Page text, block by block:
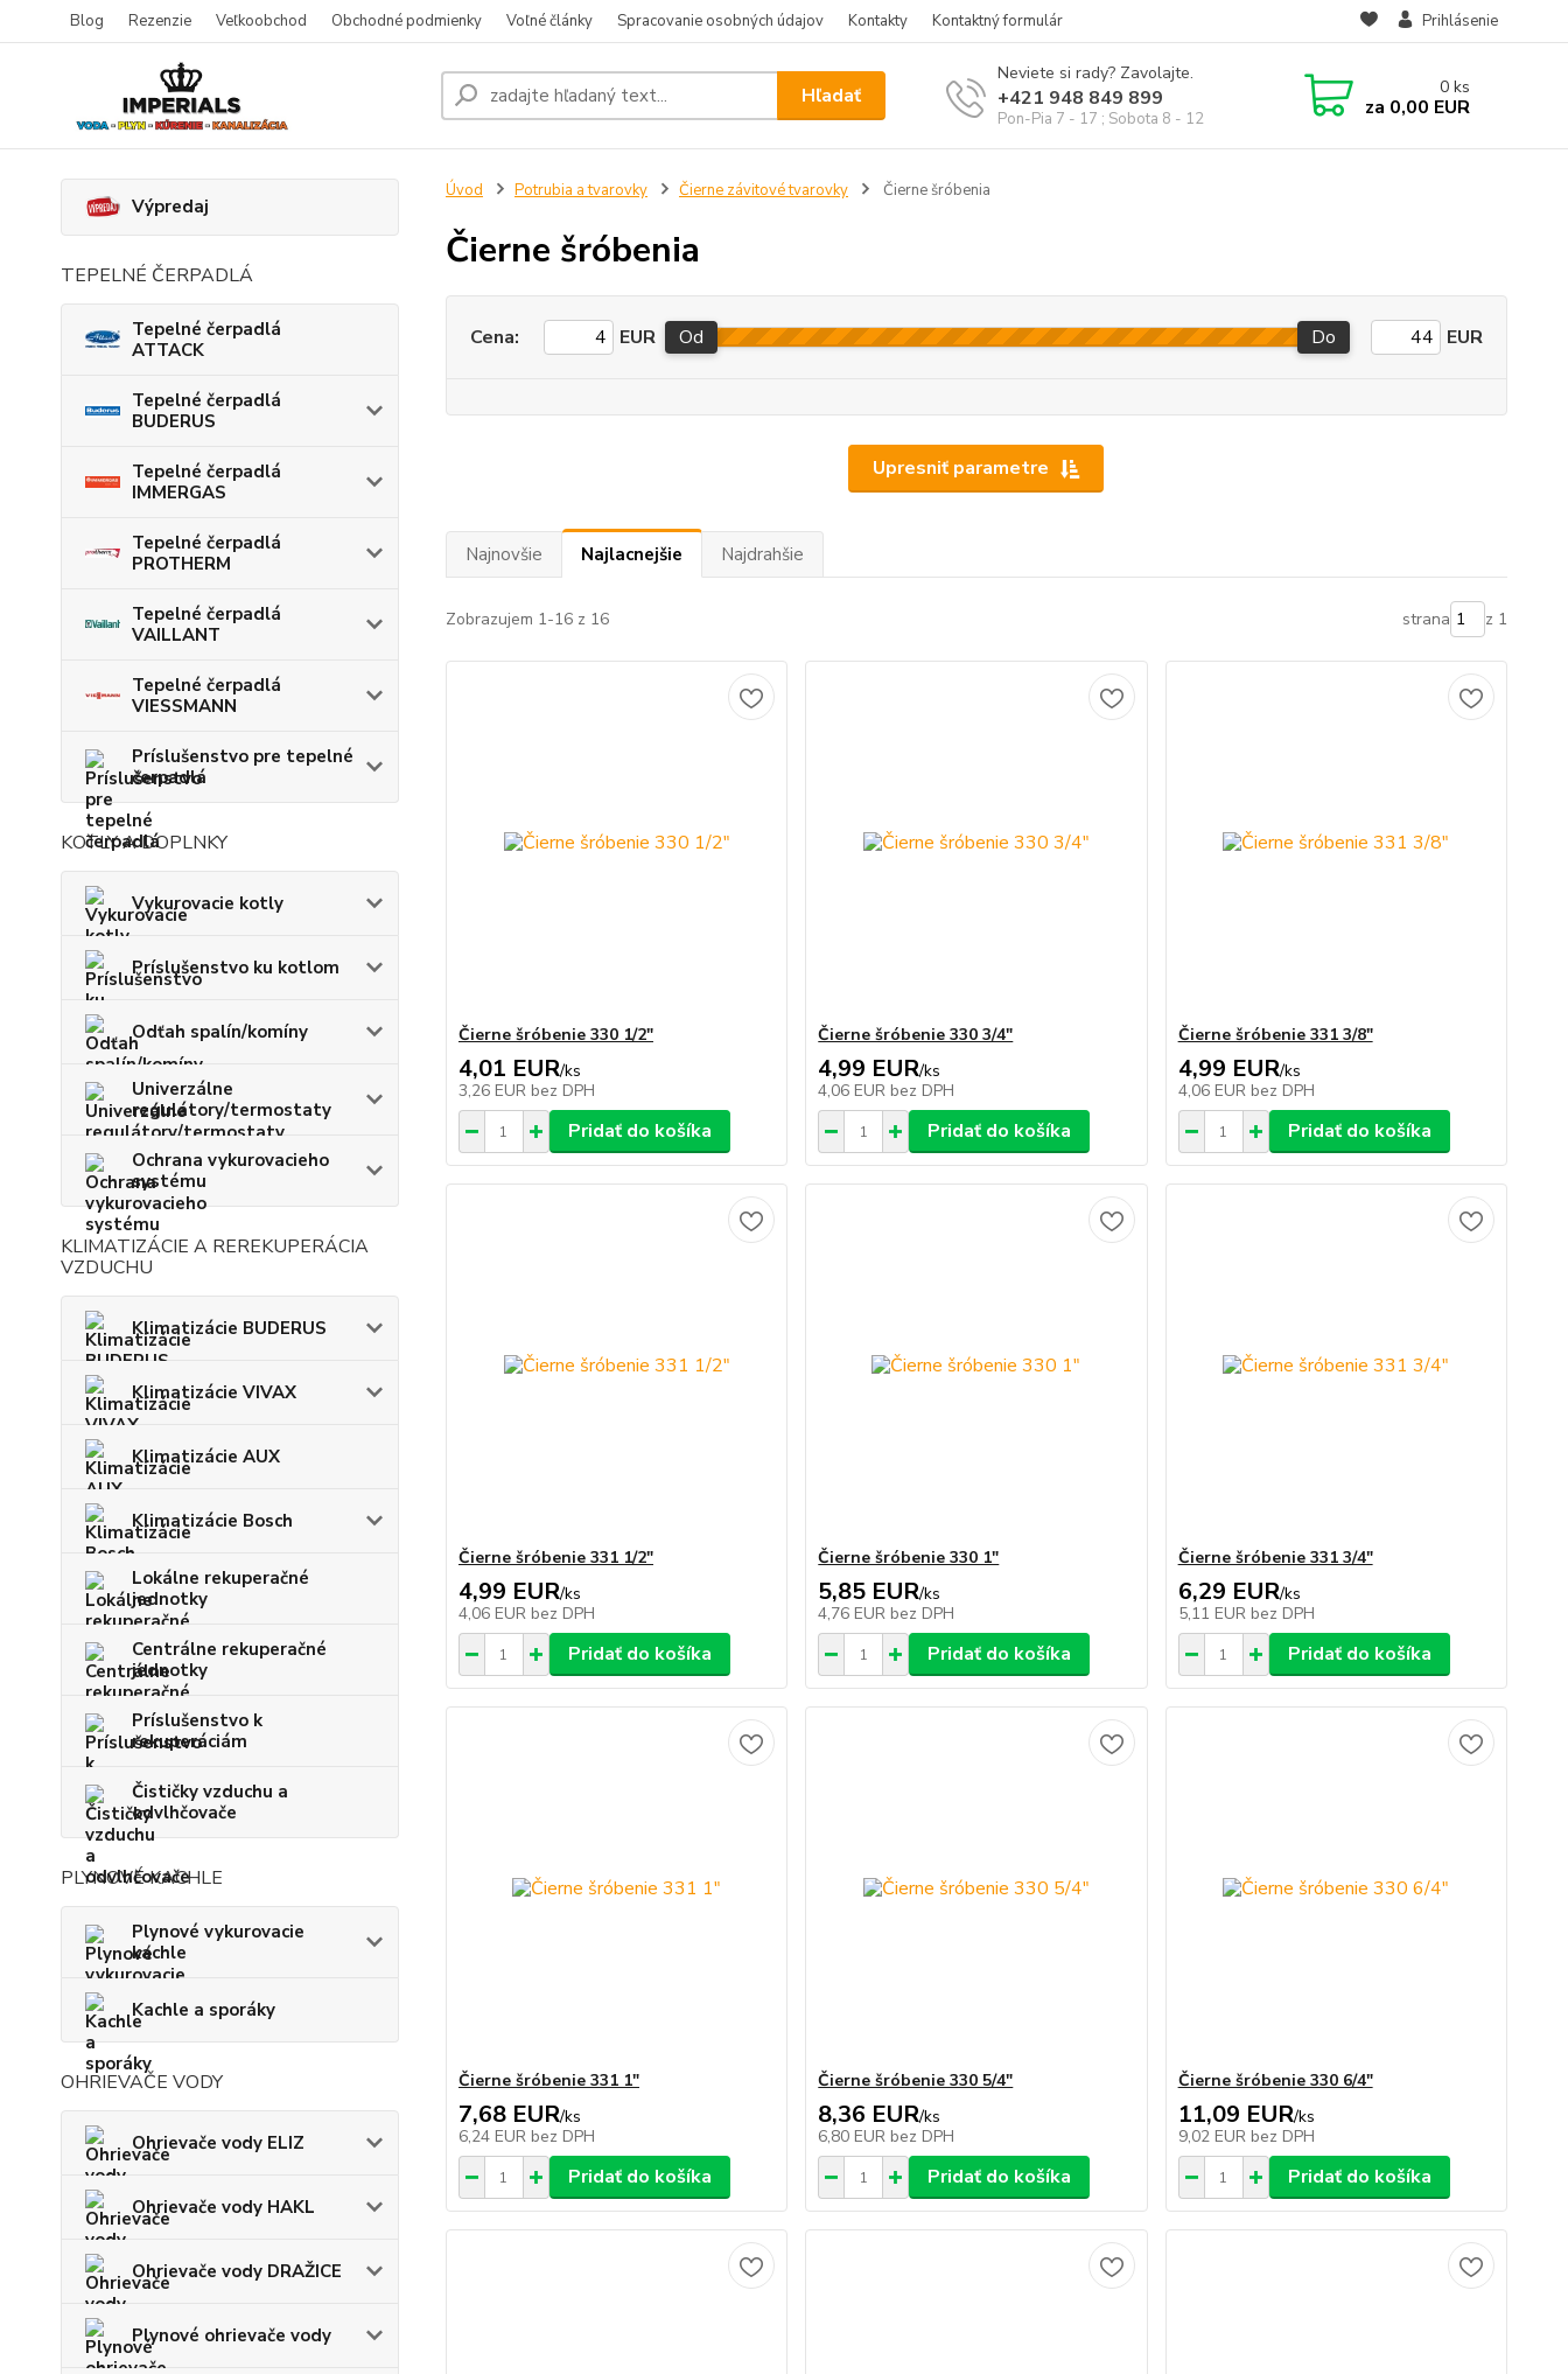
Blog Rezenzie Veľkoobchod Obchodné podmienky Voľné články Spracovanie osobných údajov Kontakty Kontaktný formulár Prihlásenie
Hľadať
Neviete si rady? Zavolajte.
+421 948 849 899
Pon-Pia 7 - 17 ; Sobota 8 - 12
0 ks
za 0,00 EUR
Výpredaj
TEPELNÉ ČERPADLÁ
Tepelné čerpadlá
ATTACK
Tepelné čerpadlá
BUDERUS
Tepelné čerpadlá
IMMERGAS
Tepelné čerpadlá
PROTHERM
Tepelné čerpadlá
VAILLANT
Tepelné čerpadlá
VIESSMANN
Príslušenstvo pre tepelné
čerpadlá
KOTLY A DOPLNKY
Vykurovacie kotly
Príslušenstvo ku kotlom
Odťah spalín/komíny
Univerzálne
regulátory/termostaty
Ochrana vykurovacieho
systému
KLIMATIZÁCIE A REREKUPERÁCIA
VZDUCHU
Klimatizácie BUDERUS
Klimatizácie VIVAX
Klimatizácie AUX
Klimatizácie Bosch
Lokálne rekuperačné
jednotky
Centrálne rekuperačné
jednotky
Príslušenstvo k
rekuperáciám
Čističky vzduchu a
odvlhčovače
PLYNOVÉ KACHLE
Plynové vykurovacie
kachle
Kachle a sporáky
OHRIEVAČE VODY
Ohrievače vody ELIZ
Ohrievače vody HAKL
Ohrievače vody DRAŽICE
Plynové ohrievače vody
Úvod Potrubia a tvarovky Čierne závitové tvarovky Čierne šróbenia
Čierne šróbenia
Upresniť parametre
Cena: EUR Od Do EUR
Najnovšie Najlacnejšie Najdrahšie
Zobrazujem 1-16 z 16 strana z 1
Čierne šróbenie 330 1/2"
4,01 EUR/ks
3,26 EUR bez DPH
Pridať do košíka
Čierne šróbenie 330 3/4"
4,99 EUR/ks
4,06 EUR bez DPH
Pridať do košíka
Čierne šróbenie 331 3/8"
4,99 EUR/ks
4,06 EUR bez DPH
Pridať do košíka
Čierne šróbenie 331 1/2"
4,99 EUR/ks
4,06 EUR bez DPH
Pridať do košíka
Čierne šróbenie 330 1"
5,85 EUR/ks
4,76 EUR bez DPH
Pridať do košíka
Čierne šróbenie 331 3/4"
6,29 EUR/ks
5,11 EUR bez DPH
Pridať do košíka
Čierne šróbenie 331 1"
7,68 EUR/ks
6,24 EUR bez DPH
Pridať do košíka
Čierne šróbenie 330 5/4"
8,36 EUR/ks
6,80 EUR bez DPH
Pridať do košíka
Čierne šróbenie 330 6/4"
11,09 EUR/ks
9,02 EUR bez DPH
Pridať do košíka